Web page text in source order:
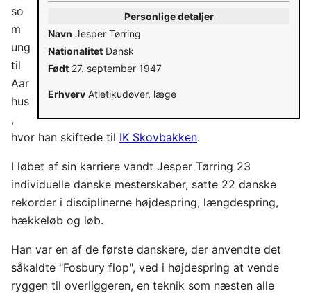
Personlige detaljer
Navn Jesper Tørring
Nationalitet Dansk
Født 27. september 1947
Erhverv Atletikudøver, læge
so
m
ung
til
Aar
hus
,
hvor han skiftede til IK Skovbakken.
I løbet af sin karriere vandt Jesper Tørring 23
individuelle danske mesterskaber, satte 22 danske
rekorder i disciplinerne højdespring, længdespring,
hækkeløb og løb.
Han var en af de første danskere, der anvendte det
såkaldte "Fosbury flop", ved i højdespring at vende
ryggen til overliggeren, en teknik som næsten alle